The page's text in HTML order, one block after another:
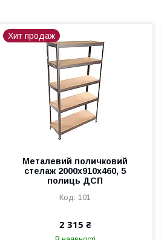
Хит продаж
Металевий поличковий
стелаж 2000x910x460, 5
полиць ДСП
101
2 315 ₴